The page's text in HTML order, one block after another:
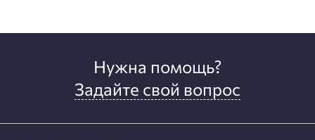
Нужна помощь?
Задайте свой вопрос